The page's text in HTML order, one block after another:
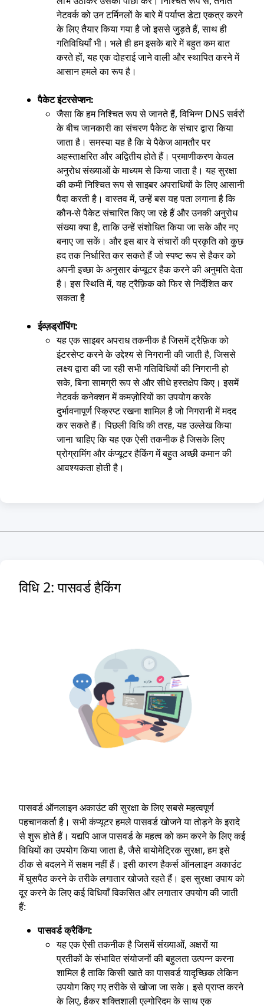
नेटवर्क को उन टर्मिनलों के बारे में पर्याप्त डेटा एकत्र करने
के लिए तैयार किया गया है जो इससे जुड़ते हैं, साथ ही
गतिविधियाँ भी। भले ही हम इसके बारे में बहुत कम बात
करते हों, यह एक दोहराई जाने वाली और स्थापित करने में
आसान हमले का रूप है।
पैकेट इंटरसेप्शन:
जैसा कि हम निश्चित रूप से जानते हैं, विभिन्न DNS सर्वरों
के बीच जानकारी का संचरण पैकेट के संचार द्वारा किया
जाता है। समस्या यह है कि ये पैकेज आमतौर पर
अहस्ताक्षरित और अद्वितीय होते हैं। प्रमाणीकरण केवल
अनुरोध संख्याओं के माध्यम से किया जाता है। यह सुरक्षा
की कमी निश्चित रूप से साइबर अपराधियों के लिए आसानी
पैदा करती है। वास्तव में, उन्हें बस यह पता लगाना है कि
कौन-से पैकेट संचारित किए जा रहे हैं और उनकी अनुरोध
संख्या क्या है, ताकि उन्हें संशोधित किया जा सके और नए
बनाए जा सकें। और इस बार वे संचारों की प्रकृति को कुछ
हद तक निर्धारित कर सकते हैं जो स्पष्ट रूप से हैकर को
अपनी इच्छा के अनुसार कंप्यूटर हैक करने की अनुमति देता
है। इस स्थिति में, यह ट्रैफ़िक को फिर से निर्देशित कर
सकता है
ईव्ज़ड्रॉपिंग:
यह एक साइबर अपराध तकनीक है जिसमें ट्रैफ़िक को
इंटरसेप्ट करने के उद्देश्य से निगरानी की जाती है, जिससे
लक्ष्य द्वारा की जा रही सभी गतिविधियों की निगरानी हो
सके, बिना सामग्री रूप से और सीधे हस्तक्षेप किए। इसमें
नेटवर्क कनेक्शन में कमज़ोरियों का उपयोग करके
दुर्भावनापूर्ण स्क्रिप्ट रखना शामिल है जो निगरानी में मदद
कर सकते हैं। पिछली विधि की तरह, यह उल्लेख किया
जाना चाहिए कि यह एक ऐसी तकनीक है जिसके लिए
प्रोग्रामिंग और कंप्यूटर हैकिंग में बहुत अच्छी कमान की
आवश्यकता होती है।
विधि 2: पासवर्ड हैकिंग
पासवर्ड ऑनलाइन अकाउंट की सुरक्षा के लिए सबसे महत्वपूर्ण
पहचानकर्ता है। सभी कंप्यूटर हमले पासवर्ड खोजने या तोड़ने के इरादे
से शुरू होते हैं। यद्यपि आज पासवर्ड के महत्व को कम करने के लिए कई
विधियों का उपयोग किया जाता है, जैसे बायोमेट्रिक सुरक्षा, हम इसे
ठीक से बदलने में सक्षम नहीं हैं। इसी कारण हैकर्स ऑनलाइन अकाउंट
में घुसपैठ करने के तरीके लगातार खोजते रहते हैं। इस सुरक्षा उपाय को
दूर करने के लिए कई विधियाँ विकसित और लगातार उपयोग की जाती
हैं:
पासवर्ड क्रैकिंग:
यह एक ऐसी तकनीक है जिसमें संख्याओं, अक्षरों या
प्रतीकों के संभावित संयोजनों की बहुलता उत्पन्न करना
शामिल है ताकि किसी खाते का पासवर्ड यादृच्छिक लेकिन
उपयोग किए गए तरीके से खोजा जा सके। इसे प्राप्त करने
के लिए, हैकर शक्तिशाली एल्गोरिदम के साथ एक